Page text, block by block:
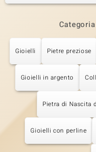
Gioielli Pietre preziose
Gioielli in argento
Pietra di Nascita
Gioielli con perline